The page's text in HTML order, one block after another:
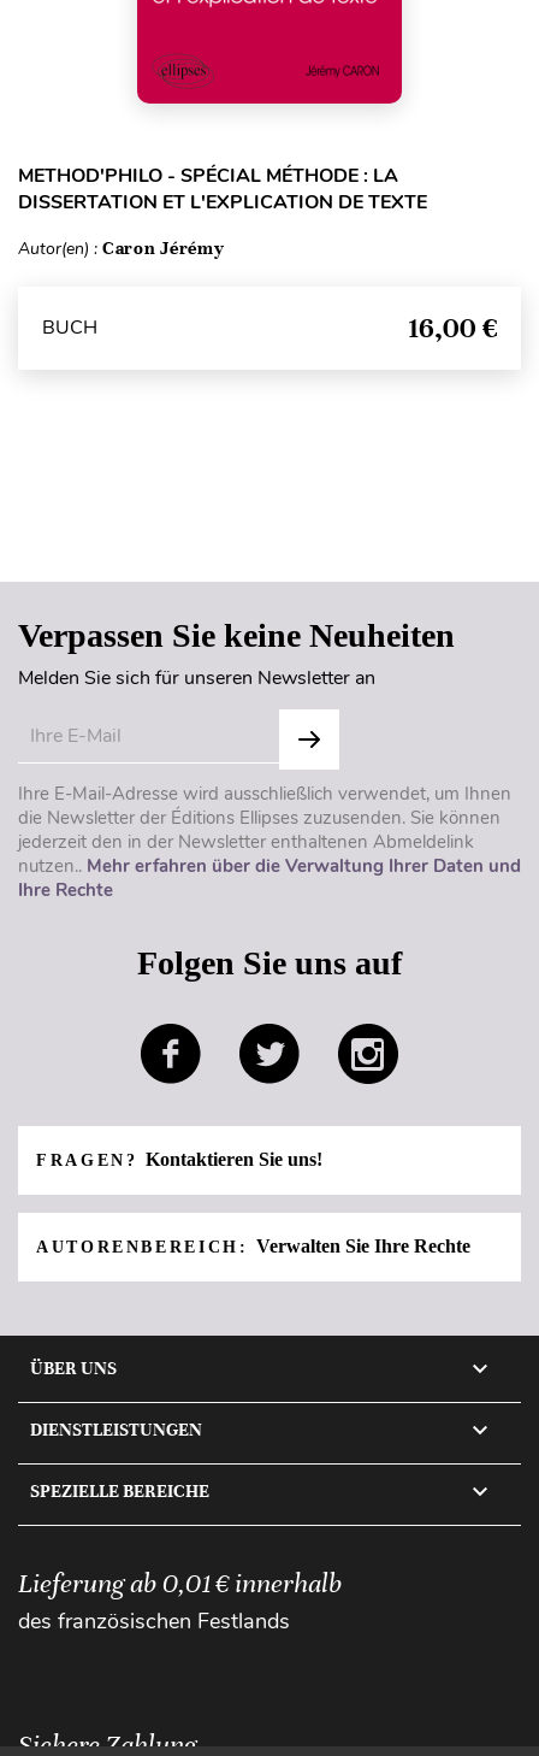
METHOD'PHILO - SPÉCIAL MÉTHODE : LA
DISSERTATION ET L'EXPLICATION DE TEXTE
Autor(en) : Caron Jérémy
BUCH 16,00 €
Verpassen Sie keine Neuheiten
Melden Sie sich für unseren Newsletter an
Ihre E-Mail-Adresse wird ausschließlich verwendet, um Ihnen
die Newsletter der Éditions Ellipses zuzusenden. Sie können
jederzeit den in der Newsletter enthaltenen Abmeldelink
nutzen.. Mehr erfahren über die Verwaltung Ihrer Daten und
Ihre Rechte
Folgen Sie uns auf
FRAGEN? Kontaktieren Sie uns!
AUTORENBEREICH: Verwalten Sie Ihre Rechte
ÜBER UNS 
DIENSTLEISTUNGEN 
SPEZIELLE BEREICHE 
Lieferung ab 0,01 € innerhalb
des französischen Festlands
Sichere Zahlung